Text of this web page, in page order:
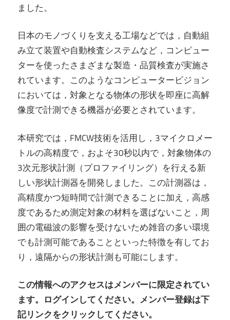
ました。
日本のモノづくりを支える工場などでは，自動組
み立て装置や自動検査システムなど，コンピュー
ターを使ったさまざまな製造・品質検査が実施さ
れています。このようなコンピュータービジョン
においては，対象となる物体の形状を即座に高解
像度で計測できる機器が必要とされています。
本研究では，FMCW技術を活用し，3マイクロメー
トルの高精度で，およそ30秒以内で，対象物体の
3次元形状計測（プロファイリング）を行える新
しい形状計測器を開発しました。この計測器は，
高精度かつ短時間で計測できることに加え，高感
度であるため測定対象の材料を選ばないこと，周
囲の電磁波の影響を受けないため雑音の多い環境
でも計測可能であることといった特徴を有してお
り，遠隔からの形状計測も可能にします。
この情報へのアクセスはメンバーに限定されてい
ます。ログインしてください。メンバー登録は下
記リンクをクリックしてください。